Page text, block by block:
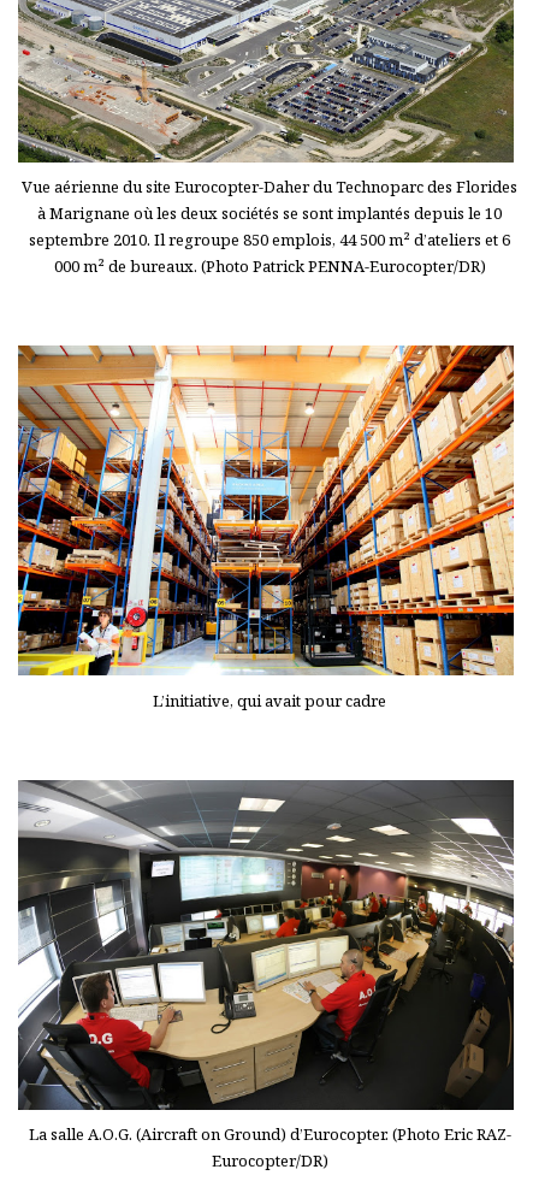
Vue aérienne du site Eurocopter-Daher du Technoparc des Florides
à Marignane où les deux sociétés se sont implantés depuis le 10
septembre 2010. Il regroupe 850 emplois, 44 500 m² d’ateliers et 6
000 m² de bureaux. (Photo Patrick PENNA-Eurocopter/DR)
L’initiative, qui avait pour cadre
La salle A.O.G. (Aircraft on Ground) d’Eurocopter. (Photo Eric RAZ-
Eurocopter/DR)